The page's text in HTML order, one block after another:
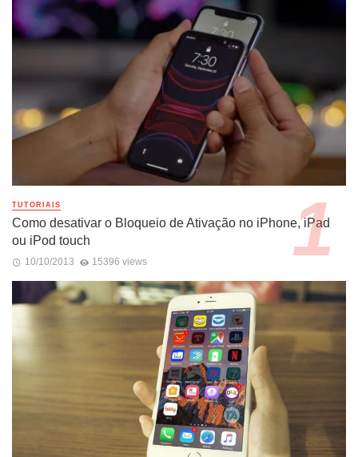
TUTORIAIS
Como desativar o Bloqueio de Ativação no iPhone, iPad
ou iPod touch
10/10/2013 15396 views